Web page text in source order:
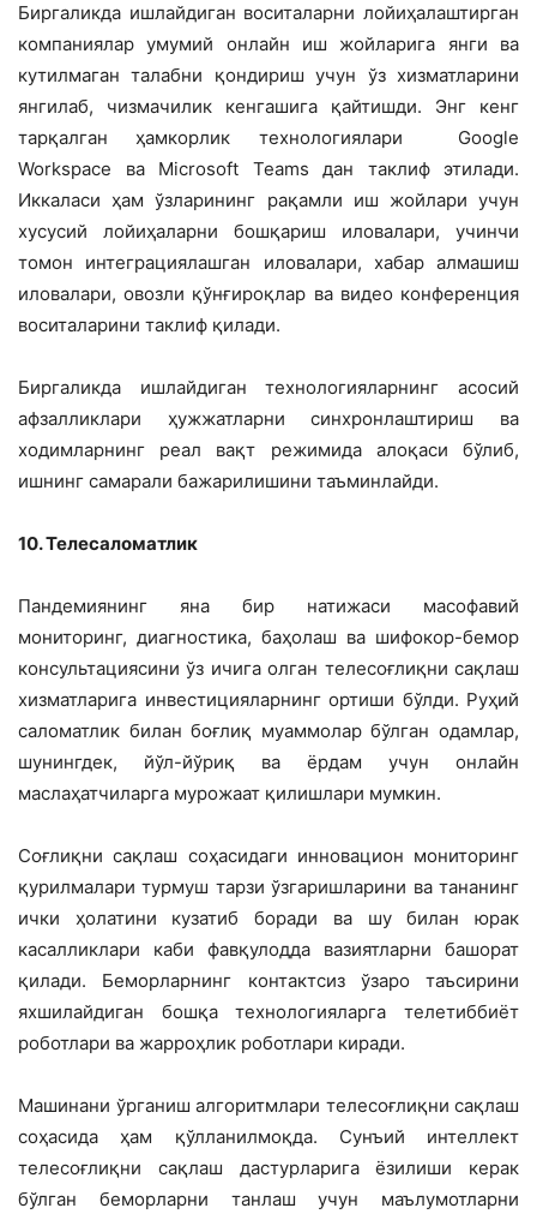
Биргаликда ишлайдиган воситаларни лойиҳалаштирган
компаниялар умумий онлайн иш жойларига янги ва
кутилмаган талабни қондириш учун ўз хизматларини
янгилаб, чизмачилик кенгашига қайтишди. Энг кенг
тарқалган ҳамкорлик технологиялари Google
Workspace ва Microsoft Teams дан таклиф этилади.
Иккаласи ҳам ўзларининг рақамли иш жойлари учун
хусусий лойиҳаларни бошқариш иловалари, учинчи
томон интеграциялашган иловалари, хабар алмашиш
иловалари, овозли қўнғироқлар ва видео конференция
воситаларини таклиф қилади.
Биргаликда ишлайдиган технологияларнинг асосий
афзалликлари ҳужжатларни синхронлаштириш ва
ходимларнинг реал вақт режимида алоқаси бўлиб,
ишнинг самарали бажарилишини таъминлайди.
10. Телесаломатлик
Пандемиянинг яна бир натижаси масофавий
мониторинг, диагностика, баҳолаш ва шифокор-бемор
консультациясини ўз ичига олган телесоғлиқни сақлаш
хизматларига инвестицияларнинг ортиши бўлди. Руҳий
саломатлик билан боғлиқ муаммолар бўлган одамлар,
шунингдек, йўл-йўриқ ва ёрдам учун онлайн
маслаҳатчиларга мурожаат қилишлари мумкин.
Соғлиқни сақлаш соҳасидаги инновацион мониторинг
қурилмалари турмуш тарзи ўзгаришларини ва тананинг
ички ҳолатини кузатиб боради ва шу билан юрак
касалликлари каби фавқулодда вазиятларни башорат
қилади. Беморларнинг контактсиз ўзаро таъсирини
яхшилайдиган бошқа технологияларга телетиббиёт
роботлари ва жарроҳлик роботлари киради.
Машинани ўрганиш алгоритмлари телесоғлиқни сақлаш
соҳасида ҳам қўлланилмоқда. Сунъий интеллект
телесоғлиқни сақлаш дастурларига ёзилиши керак
бўлган беморларни танлаш учун маълумотларни